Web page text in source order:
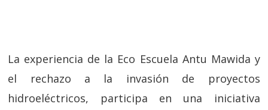
La experiencia de la Eco Escuela Antu Mawida y
el rechazo a la invasión de proyectos
hidroeléctricos, participa en una iniciativa